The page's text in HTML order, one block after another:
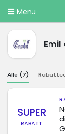
Menu
Emil
Alle (7)
SUPER
RABATT